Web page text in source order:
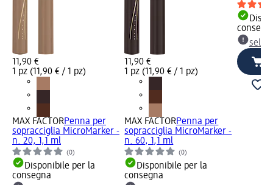
11,90 €
1 pz (11,90 € / 1 pz)
MAX FACTORPenna per
sopracciglia MicroMarker -
n. 20, 1,1 ml
(0)
Disponibile per la
consegna
11,90 €
1 pz (11,90 € / 1 pz)
MAX FACTORPenna per
sopracciglia MicroMarker -
n. 60, 1,1 ml
(0)
Disponibile per la
consegna